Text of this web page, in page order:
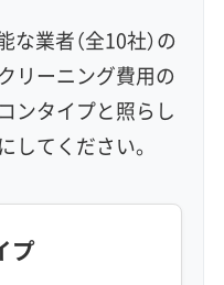
ハウスダスト除去
定期メンテナンス
業者（全10社）の
リーニング費用の
ンタイプと照らし
してください。
プ